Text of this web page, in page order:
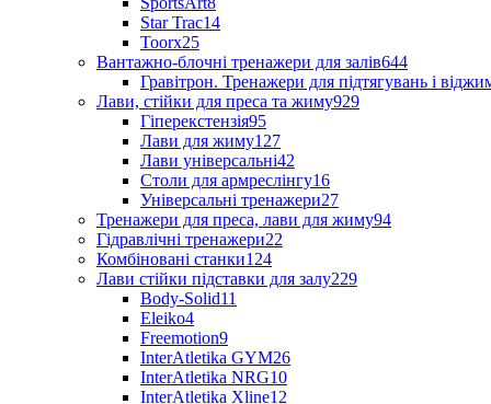
Star Trac14
Toorx25
Вантажно-блочні тренажери для залів644
Гравітрон. Тренажери для підтягувань і
Лави, стійки для преса та жиму929
Гіперекстензія95
Лави для жиму127
Лави універсальні42
Столи для армреслінгу16
Універсальні тренажери27
Тренажери для преса, лави для жиму94
Гідравлічні тренажери22
Комбіновані станки124
Лави стійки підставки для залу229
Body-Solid11
Eleiko4
Freemotion9
InterAtletika GYM26
InterAtletika NRG10
InterAtletika Xline12